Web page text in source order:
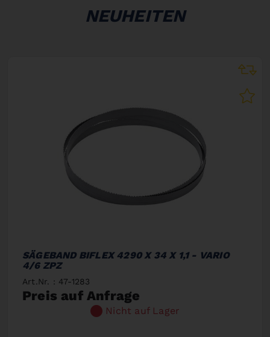
NEUHEITEN
SÄGEBAND BIFLEX 4290 X 34 X 1,1 - VARIO
4/6 ZPZ
Art.Nr. : 47-1283
Preis auf Anfrage
Nicht auf Lager